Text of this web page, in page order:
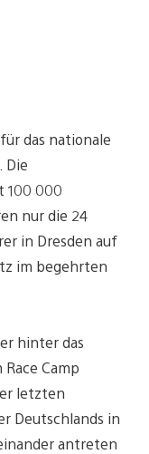
das nationale
Die
100 000
nur die 24
in Dresden auf
im begehrten
hinter das
Camp
letzten
Deutschlands in
antreten